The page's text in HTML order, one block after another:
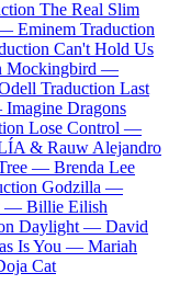
The Real Slim
— Eminem Traduction
Can't Hold Us
Mockingbird —
Traduction Last
Imagine Dragons
Lose Control —
& Rauw Alejandro
— Brenda Lee
Godzilla —
— Billie Eilish
Daylight — David
Is You — Mariah
Cat